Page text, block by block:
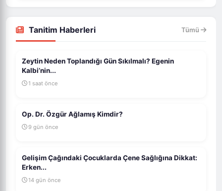
Tanitim Haberleri Tümü
Zeytin Neden Toplandığı Gün Sıkılmalı? Egenin
Kalbi’nin...
1 saat önce
Op. Dr. Özgür Ağlamış Kimdir?
9 gün önce
Gelişim Çağındaki Çocuklarda Çene Sağlığına Dikkat:
Erken...
14 gün önce